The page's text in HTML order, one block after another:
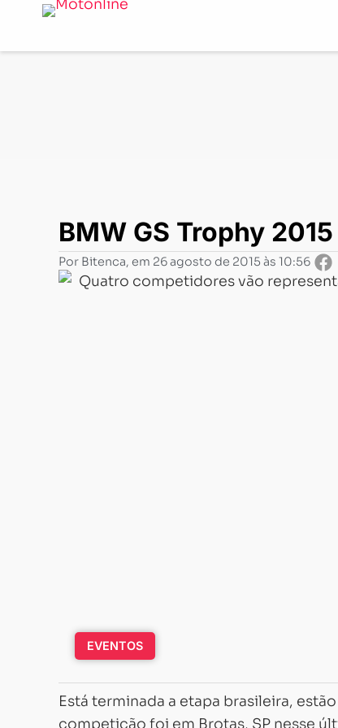
BMW GS Trophy 2015 –
BMW GS Trophy
Por Bitenca, em 26 agosto de 2015 às 10:56
EVENTOS
Está terminada a etapa brasileira,
competição foi em Brotas, SP nesse